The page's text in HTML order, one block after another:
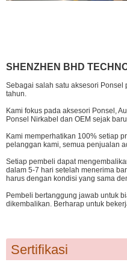
SHENZHEN BHD
Sebagai salah satu aksesori Ponsel
tahun.
Kami fokus pada aksesori Ponsel,
Ponsel Nirkabel dan OEM sejak
Kami memperhatikan 100% setiap
pelanggan kami, semua penjualan
Setiap pembeli dapat
dalam 5-7 hari setelah menerima
harus dengan kondisi yang sama
Pembeli bertanggung jawab untuk
dikembalikan. Berharap untuk
Sertifikasi